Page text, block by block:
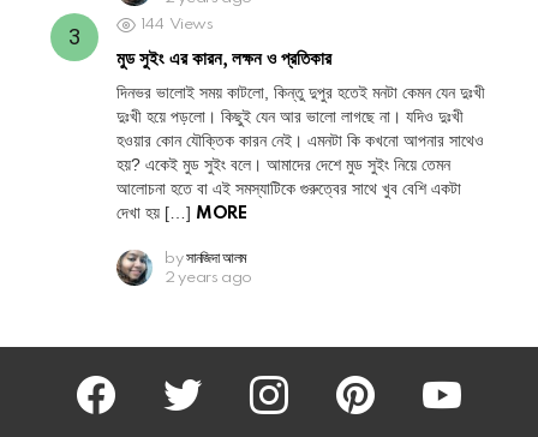
144 Views
মুড সুইং এর কারন, লক্ষন ও প্রতিকার
দিনভর ভালোই সময় কাটলো, কিন্তু দুপুর হতেই মনটা কেমন যেন দুঃখী
দুঃখী হয়ে পড়লো। কিছুই যেন আর ভালো লাগছে না। যদিও দুঃখী
হওয়ার কোন যৌক্তিক কারন নেই। এমনটা কি কখনো আপনার সাথেও
হয়? একেই মুড সুইং বলে। আমাদের দেশে মুড সুইং নিয়ে তেমন
আলোচনা হতে বা এই সমস্যাটিকে গুরুত্বের সাথে খুব বেশি একটা
দেখা হয় […] MORE
by সানজিদা আলম
2 years ago
facebook twitter instagram pinterest youtube